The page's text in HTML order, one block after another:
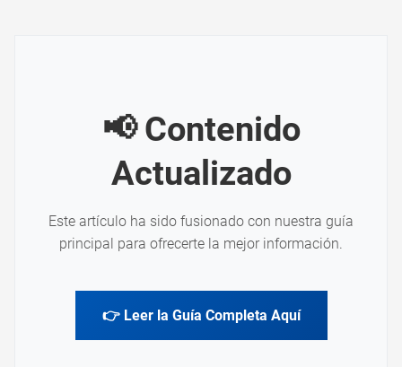
📢 Contenido
Actualizado
Este artículo ha sido fusionado con nuestra guía
principal para ofrecerte la mejor información.
👉 Leer la Guía Completa Aquí